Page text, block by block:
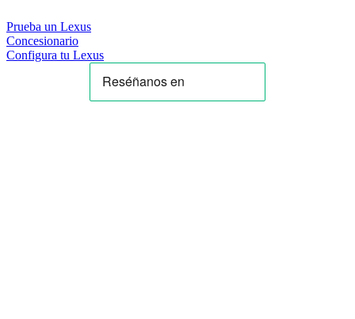
Prueba un Lexus
Concesionario
Configura tu Lexus